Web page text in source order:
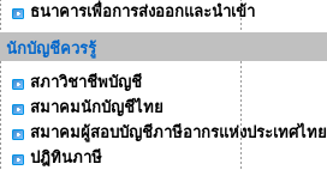
ธนาคารเพื่อการส่งออกและนำเข้า
นักบัญชีควรรู้
สภาวิชาชีพบัญชี
สมาคมนักบัญชีไทย
สมาคมผู้สอบบัญชีภาษีอากรแห่งประเทศไทย
ปฎิทินภาษี